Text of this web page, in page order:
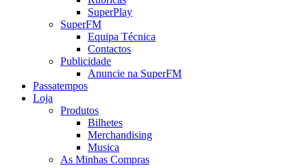
SuperPlay
SuperFM
Equipa Técnica
Contactos
Publicidade
Anuncie na SuperFM
Passatempos
Loja
Produtos
Bilhetes
Merchandising
Musica
As Minhas Compras